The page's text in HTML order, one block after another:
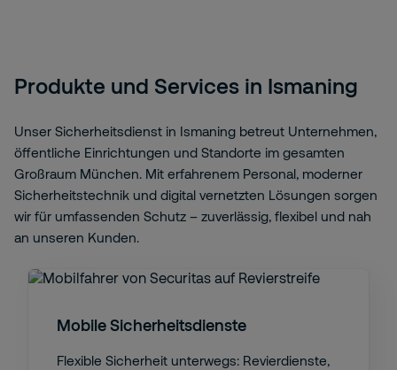
Produkte und Services in Ismaning
Unser Sicherheitsdienst in Ismaning betreut Unternehmen,
öffentliche Einrichtungen und Standorte im gesamten
Großraum München. Mit erfahrenem Personal, moderner
Sicherheitstechnik und digital vernetzten Lösungen sorgen
wir für umfassenden Schutz – zuverlässig, flexibel und nah
an unseren Kunden.
Mobile Sicherheitsdienste
Flexible Sicherheit unterwegs: Revierdienste,